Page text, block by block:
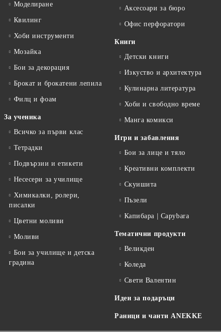
Моделиране
Квилинг
Хоби инструменти
Мозайка
Бои за декорация
Брокат и брокатени лепила
Филц и фоам
За ученика
Всичко за първи клас
Тетрадки
Подвързии и етикети
Несесери за училище
Химикалки, ролери,
писалки
Цветни моливи
Моливи
Бои за училище и детска
градина
Аксесоари за бюро
Офис перфоратори
Книги
Детски книги
Изкуство и архитектура
Кулинарна литература
Хоби и свободно време
Манга комикси
Игри и забавления
Бои за лице и тяло
Креативни комплекти
Скуишита
Пъзели
Капибара | Capybara
Тематични продукти
Великден
Коледа
Свети Валентин
Идеи за подаръци
Раници и чанти ANEKKE